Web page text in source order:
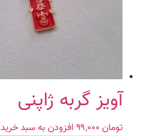
آویز گربه ژاپنی
تومان افزودن به سبد خرید